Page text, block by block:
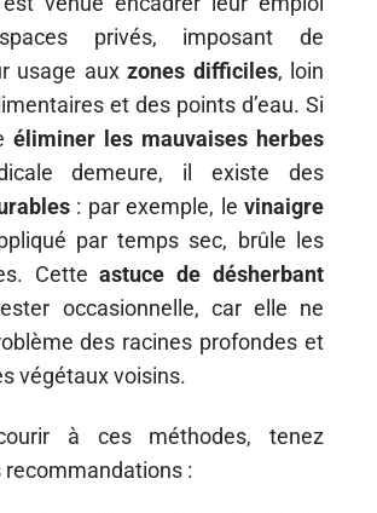
privés, imposant de
usage aux zones difficiles, loin
et des points d’eau. Si
éliminer les mauvaises herbes
demeure, il existe des
: par exemple, le vinaigre
par temps sec, brûle les
Cetteastuce de désherbant
occasionnelle, car elle ne
des racines profondes et
végétaux voisins.
à ces méthodes, tenez
: